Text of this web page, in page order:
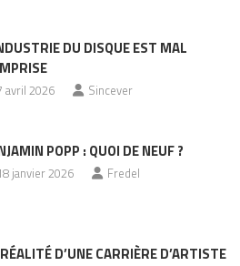
DU DISQUE EST MAL
avril 2026 Sincever
POPP : QUOI DE NEUF ?
janvier 2026 Fredel
D’UNE CARRIÈRE D’ARTISTE